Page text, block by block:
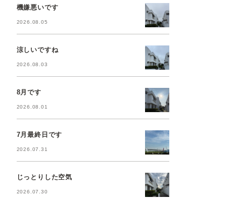
機嫌悪いです
2026.08.05
涼しいですね
2026.08.03
8月です
2026.08.01
7月最終日です
2026.07.31
じっとりした空気
2026.07.30